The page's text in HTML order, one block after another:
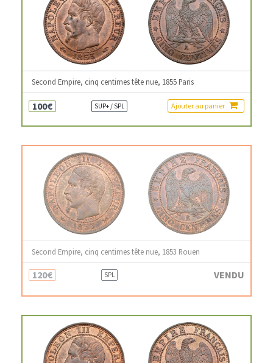
Second Empire, cinq centimes tête nue, 1855 Paris
100€ SUP+ / SPL Ajouter au panier
Second Empire, cinq centimes tête nue, 1853 Rouen
120€ SPL VENDU